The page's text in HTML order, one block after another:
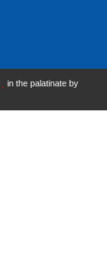
in the palatinate by